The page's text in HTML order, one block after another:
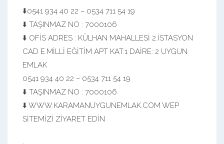
⬇️0541 934 40 22 – 0534 711 54 19
⬇️ TAŞINMAZ NO : 7000106
⬇️ OFİS ADRES : KÜLHAN MAHALLESİ 2.İSTASYON
CAD E.MİLLİ EĞİTİM APT KAT:1 DAİRE: 2 UYGUN
EMLAK
0541 934 40 22 – 0534 711 54 19
⬇️ TAŞINMAZ NO : 7000106
⬇️ WWW.KARAMANUYGUNEMLAK.COM WEP
SİTEMİZİ ZİYARET EDİN